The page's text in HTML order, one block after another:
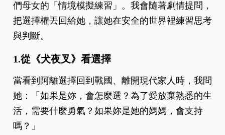
們母女的「情境模擬練習」。我會隨著劇情提問，
把選擇權丟回給她，讓她在安全的世界裡練習思考
與判斷。
1.從《犬夜叉》看選擇
當看到阿離選擇回到戰國、離開現代家人時，我問
她：「如果是妳，會怎麼選？為了愛放棄熟悉的生
活，需要什麼勇氣？如果妳是她的媽媽，會支持
嗎？」